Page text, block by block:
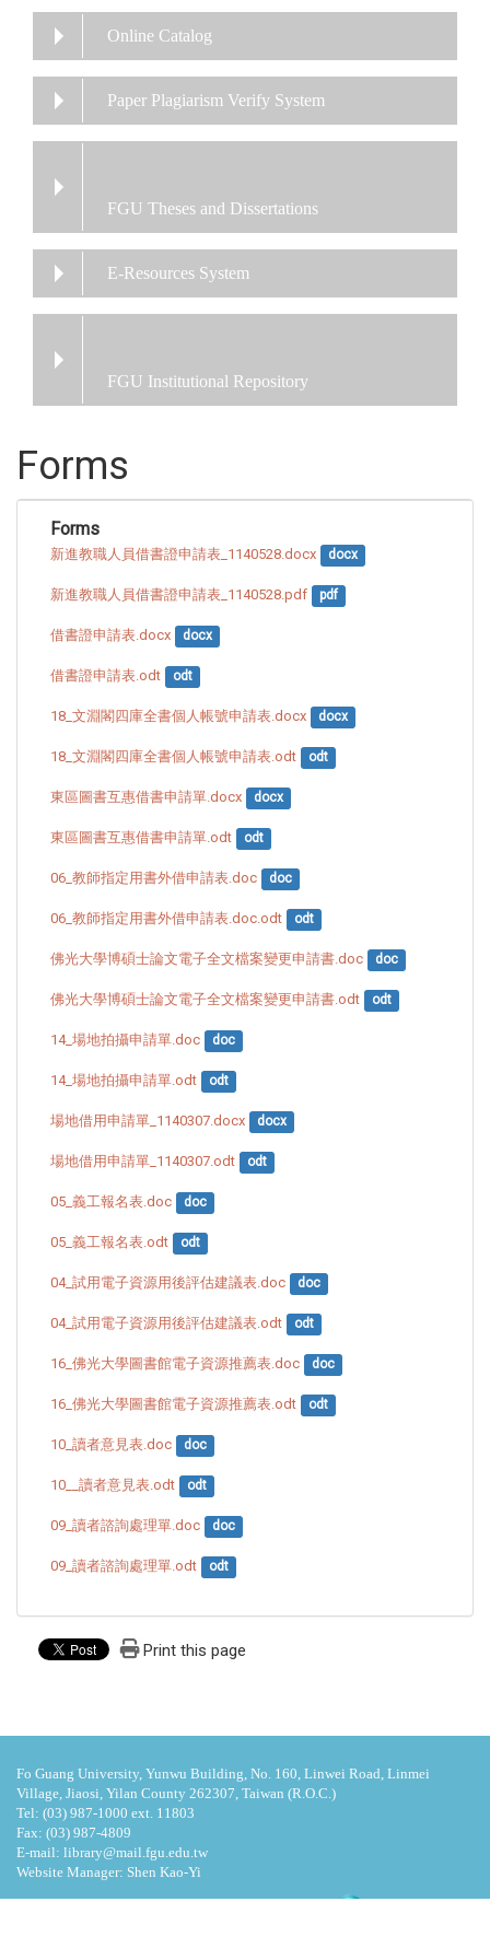
Online Catalog
Paper Plagiarism Verify System
FGU Theses and Dissertations
E-Resources System
FGU Institutional Repository
Forms
Forms
新進教職人員借書證申請表_1140528.docx docx
新進教職人員借書證申請表_1140528.pdf pdf
借書證申請表.docx docx
借書證申請表.odt odt
18_文淵閣四庫全書個人帳號申請表.docx docx
18_文淵閣四庫全書個人帳號申請表.odt odt
東區圖書互惠借書申請單.docx docx
東區圖書互惠借書申請單.odt odt
06_教師指定用書外借申請表.doc doc
06_教師指定用書外借申請表.doc.odt odt
佛光大學博碩士論文電子全文檔案變更申請書.doc doc
佛光大學博碩士論文電子全文檔案變更申請書.odt odt
14_場地拍攝申請單.doc doc
14_場地拍攝申請單.odt odt
場地借用申請單_1140307.docx docx
場地借用申請單_1140307.odt odt
05_義工報名表.doc doc
05_義工報名表.odt odt
04_試用電子資源用後評估建議表.doc doc
04_試用電子資源用後評估建議表.odt odt
16_佛光大學圖書館電子資源推薦表.doc doc
16_佛光大學圖書館電子資源推薦表.odt odt
10_讀者意見表.doc doc
10__讀者意見表.odt odt
09_讀者諮詢處理單.doc doc
09_讀者諮詢處理單.odt odt
Print this page
Fo Guang University, Yunwu Building, No. 160, Linwei Road, Linmei
Village, Jiaosi, Yilan County 262307, Taiwan (R.O.C.)
Tel: (03) 987-1000 ext. 11803
Fax: (03) 987-4809
E-mail: library@mail.fgu.edu.tw
Website Manager: Shen Kao-Yi